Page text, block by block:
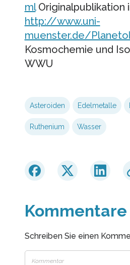
mlOriginalpublikation
http://www.uni-
muenster.de/
Kosmochemie und
WWU
Asteroiden Edelmetalle
Ruthenium Wasser
Kommentare
Schreiben Sie einen